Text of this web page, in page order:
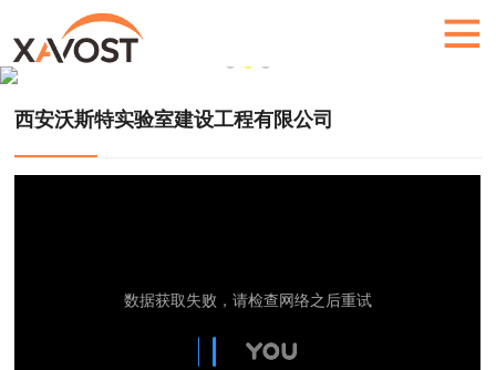
西安沃斯特实验室建设工程有限公司